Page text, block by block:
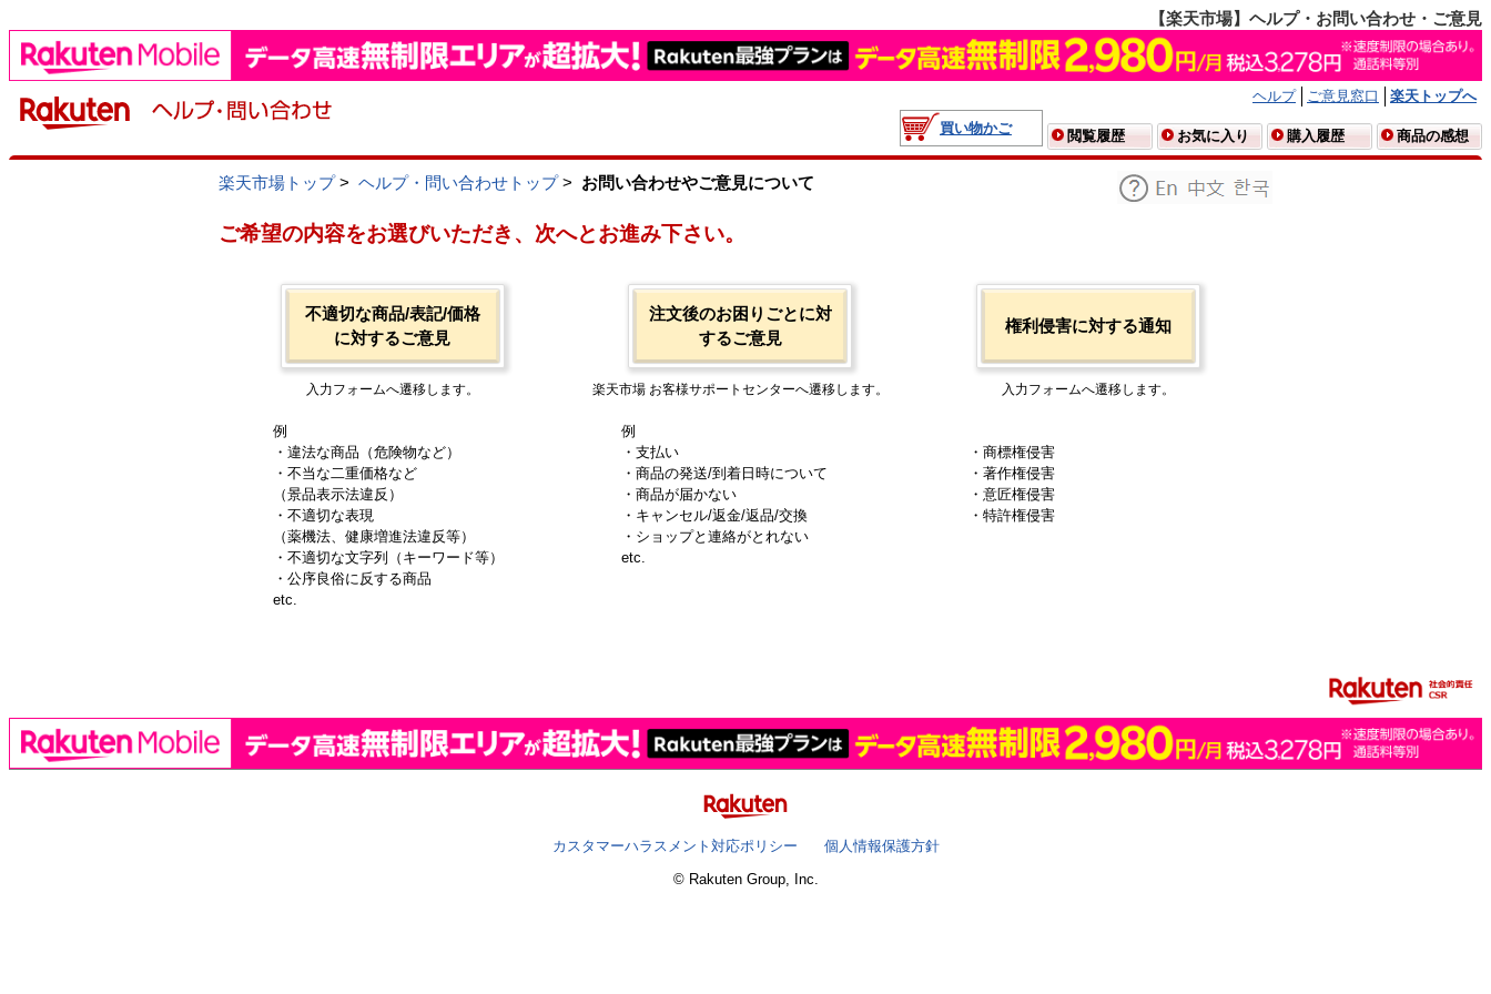
【楽天市場】ヘルプ・お問い合わせ・ご意見
ヘルプ ご意見窓口
楽天トップへ
買い物かご
閲覧履歴 お気に入り 購入履歴 商品の感想
楽天市場トップ> ヘルプ・問い合わせトップ> お問い合わせやご意見について
ご希望の内容をお選びいただき、次へとお進み下さい。
不適切な商品/表記/価格
に対するご意見
入力フォームへ遷移します。
例
・違法な商品（危険物など）
・不当な二重価格など
（景品表示法違反）
・不適切な表現
（薬機法、健康増進法違反等）
・不適切な文字列（キーワード等）
・公序良俗に反する商品
etc.
注文後のお困りごとに対
するご意見
楽天市場 お客様サポートセンターへ遷移します。
例
・支払い
・商品の発送/到着日時について
・商品が届かない
・キャンセル/返金/返品/交換
・ショップと連絡がとれない
etc.
権利侵害に対する通知
入力フォームへ遷移します。
・商標権侵害
・著作権侵害
・意匠権侵害
・特許権侵害
カスタマーハラスメント対応ポリシー
個人情報保護方針
© Rakuten Group, Inc.